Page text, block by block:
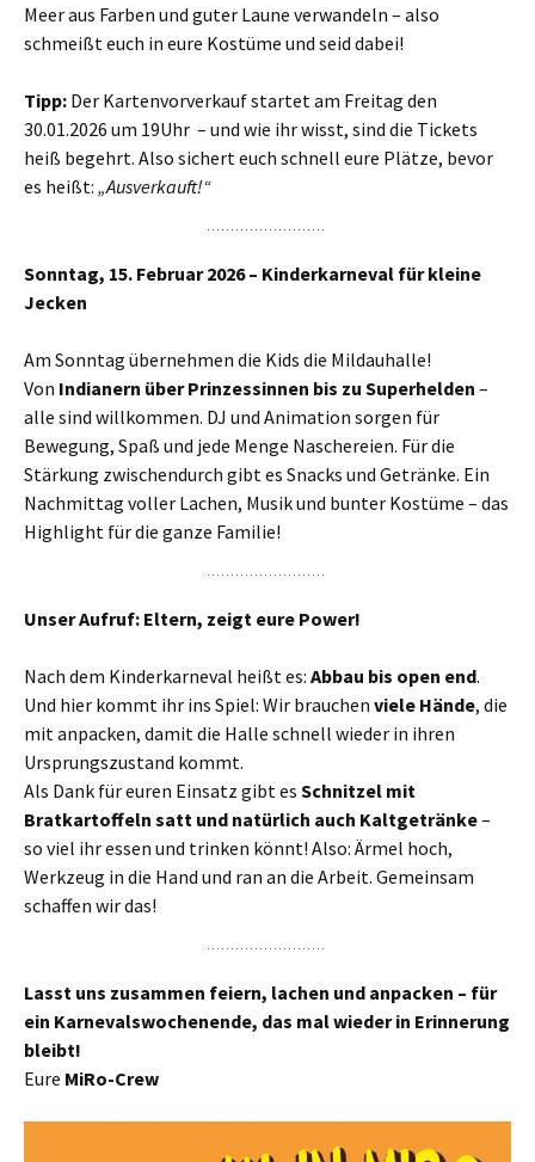
Meer aus Farben und guter Laune verwandeln – also
schmeißt euch in eure Kostüme und seid dabei!
Tipp: Der Kartenvorverkauf startet am Freitag den
30.01.2026 um 19Uhr – und wie ihr wisst, sind die Tickets
heiß begehrt. Also sichert euch schnell eure Plätze, bevor
es heißt: „Ausverkauft!“
Sonntag, 15. Februar 2026 – Kinderkarneval für kleine
Jecken
Am Sonntag übernehmen die Kids die Mildauhalle!
Von Indianern über Prinzessinnen bis zu Superhelden –
alle sind willkommen. DJ und Animation sorgen für
Bewegung, Spaß und jede Menge Naschereien. Für die
Stärkung zwischendurch gibt es Snacks und Getränke. Ein
Nachmittag voller Lachen, Musik und bunter Kostüme – das
Highlight für die ganze Familie!
Unser Aufruf: Eltern, zeigt eure Power!
Nach dem Kinderkarneval heißt es: Abbau bis open end.
Und hier kommt ihr ins Spiel: Wir brauchen viele Hände, die
mit anpacken, damit die Halle schnell wieder in ihren
Ursprungszustand kommt.
Als Dank für euren Einsatz gibt es Schnitzel mit
Bratkartoffeln satt und natürlich auch Kaltgetränke–
so viel ihr essen und trinken könnt! Also: Ärmel hoch,
Werkzeug in die Hand und ran an die Arbeit. Gemeinsam
schaffen wir das!
Lasst uns zusammen feiern, lachen und anpacken – für
ein Karnevalswochenende, das mal wieder in Erinnerung
bleibt!
Eure MiRo-Crew